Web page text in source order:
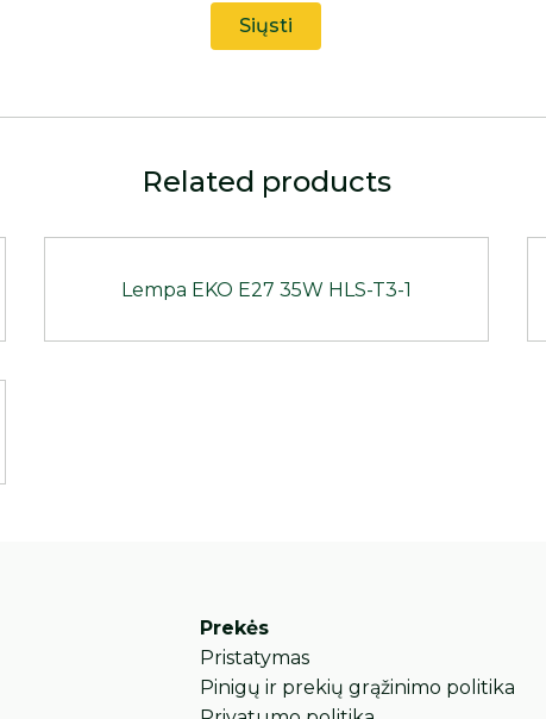
Related products
Lempa EKO E27 35W HLS-T3-1
Prekės
Pristatymas
Pinigų ir prekių grąžinimo politika